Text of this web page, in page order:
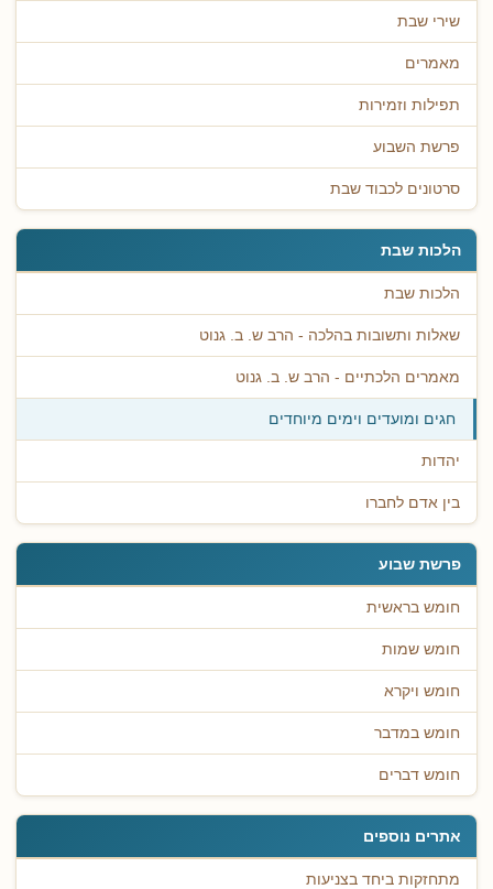
שירי שבת
מאמרים
תפילות וזמירות
פרשת השבוע
סרטונים לכבוד שבת
הלכות שבת
הלכות שבת
שאלות ותשובות בהלכה - הרב ש. ב. גנוט
מאמרים הלכתיים - הרב ש. ב. גנוט
חגים ומועדים וימים מיוחדים
יהדות
בין אדם לחברו
פרשת שבוע
חומש בראשית
חומש שמות
חומש ויקרא
חומש במדבר
חומש דברים
אתרים נוספים
מתחזקות ביחד בצניעות